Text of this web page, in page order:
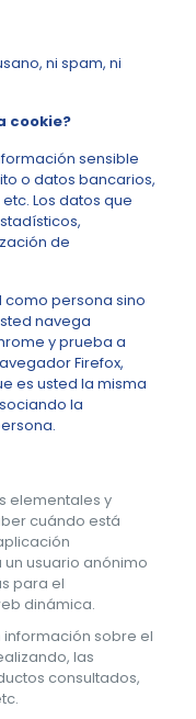
ni spam, ni
cookie?
sensible
o datos bancarios,
Los datos que
de
como persona sino
navega
y prueba a
Firefox,
es usted la misma
la
elementales y
cuándo está
usuario anónimo
para el
dinámica.
información sobre el
las
consultados,